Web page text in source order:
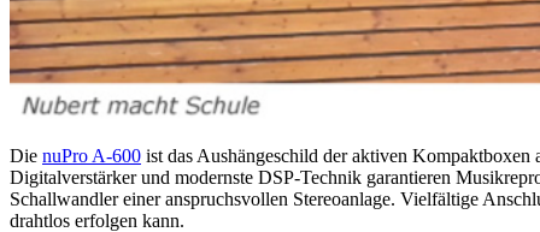
Die nuPro A-600 ist das Aushängeschild der aktiven Kompaktboxen
Digitalverstärker und modernste DSP-Technik garantieren
Schallwandler einer anspruchsvollen Stereoanlage. Vielfältige
drahtlos erfolgen kann.